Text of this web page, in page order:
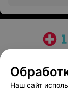
Наш сайт